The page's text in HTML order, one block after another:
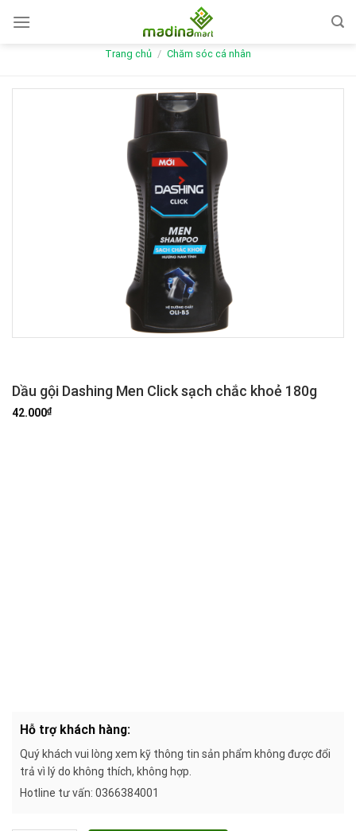
Trang chủ / Chăm sóc cá nhân
Dầu gội Dashing Men Click sạch chắc khoẻ 180g
42.000₫
Hỗ trợ khách hàng:
Quý khách vui lòng xem kỹ thông tin sản phẩm không được đổi
trả vì lý do không thích, không hợp.
Hotline tư vấn: 0366384001